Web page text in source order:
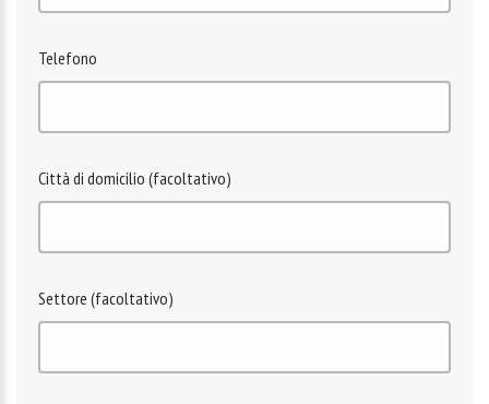
Telefono
Città di domicilio (facoltativo)
Settore (facoltativo)